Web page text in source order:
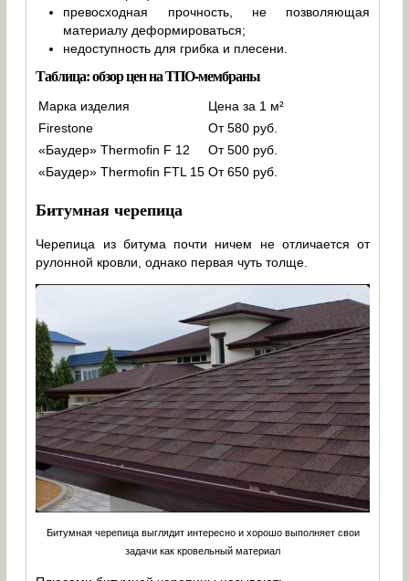
превосходная прочность, не позволяющая
материалу деформироваться;
недоступность для грибка и плесени.
Таблица: обзор цен на ТПО-мембраны
Марка изделия
Цена за 1 м²
Firestone
От 580 руб.
«Баудер» Thermofin F 12
От 500 руб.
«Баудер» Thermofin FTL 15 От 650 руб.
Битумная черепица
Черепица из битума почти ничем не отличается от
рулонной кровли, однако первая чуть толще.
Битумная черепица выглядит интересно и хорошо выполняет свои
задачи как кровельный материал